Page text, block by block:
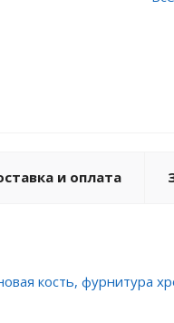
и оплата
кость, фурнитура